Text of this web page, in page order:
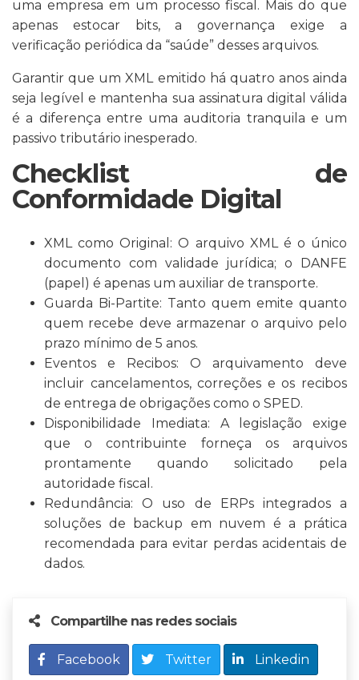
uma empresa em um processo fiscal. Mais do que
apenas estocar bits, a governança exige a
verificação periódica da “saúde” desses arquivos.
Garantir que um XML emitido há quatro anos ainda
seja legível e mantenha sua assinatura digital válida
é a diferença entre uma auditoria tranquila e um
passivo tributário inesperado.
Checklist de
Conformidade Digital
XML como Original: O arquivo XML é o único
documento com validade jurídica; o DANFE
(papel) é apenas um auxiliar de transporte.
Guarda Bi-Partite: Tanto quem emite quanto
quem recebe deve armazenar o arquivo pelo
prazo mínimo de 5 anos.
Eventos e Recibos: O arquivamento deve
incluir cancelamentos, correções e os recibos
de entrega de obrigações como o SPED.
Disponibilidade Imediata: A legislação exige
que o contribuinte forneça os arquivos
prontamente quando solicitado pela
autoridade fiscal.
Redundância: O uso de ERPs integrados a
soluções de backup em nuvem é a prática
recomendada para evitar perdas acidentais de
dados.
Compartilhe nas redes sociais
Facebook Twitter Linkedin